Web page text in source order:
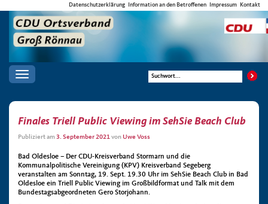
Datenschutzerklärung Information an den Betroffenen Impressum Kontakt
Toggle
navigation
Finales Triell Public Viewing im SehSie Beach Club
Publiziert am 3. September 2021von Uwe Voss
Bad Oldesloe – Der CDU-Kreisverband Stormarn und die
Kommunalpolitische Vereinigung (KPV) Kreisverband Segeberg
veranstalten am Sonntag, 19. Sept. 19.30 Uhr im SehSie Beach Club in Bad
Oldesloe ein Triell Public Viewing im Großbildformat und Talk mit dem
Bundestagsabgeordneten Gero Storjohann.